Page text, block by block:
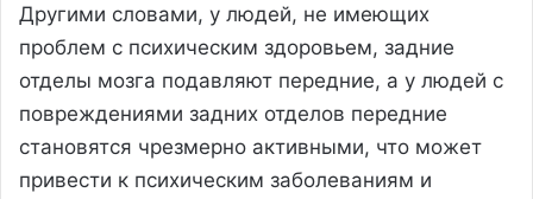
Другими словами, у людей, не имеющих
проблем с психическим здоровьем, задние
отделы мозга подавляют передние, а у людей с
повреждениями задних отделов передние
становятся чрезмерно активными, что может
привести к психическим заболеваниям и